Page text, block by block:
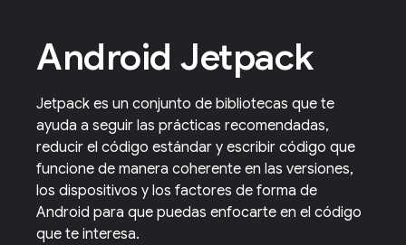
Android Jetpack
Jetpack es un conjunto de bibliotecas que te
ayuda a seguir las prácticas recomendadas,
reducir el código estándar y escribir código que
funcione de manera coherente en las versiones,
los dispositivos y los factores de forma de
Android para que puedas enfocarte en el código
que te interesa.